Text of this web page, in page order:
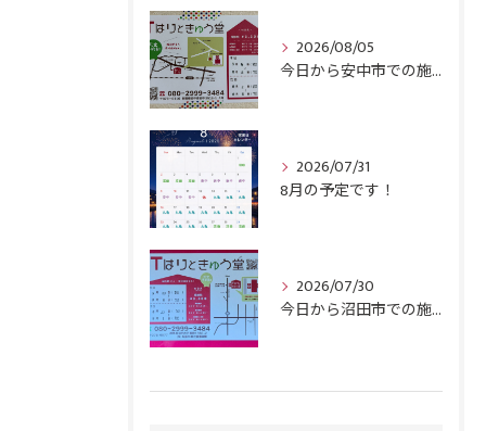
2026/08/05
今日から安中市での施術がスタートです！
2026/07/31
8月の予定です！
2026/07/30
今日から沼田市での施術がスタートです！